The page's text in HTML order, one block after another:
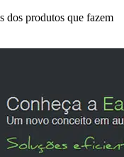
dos produtos que fazem